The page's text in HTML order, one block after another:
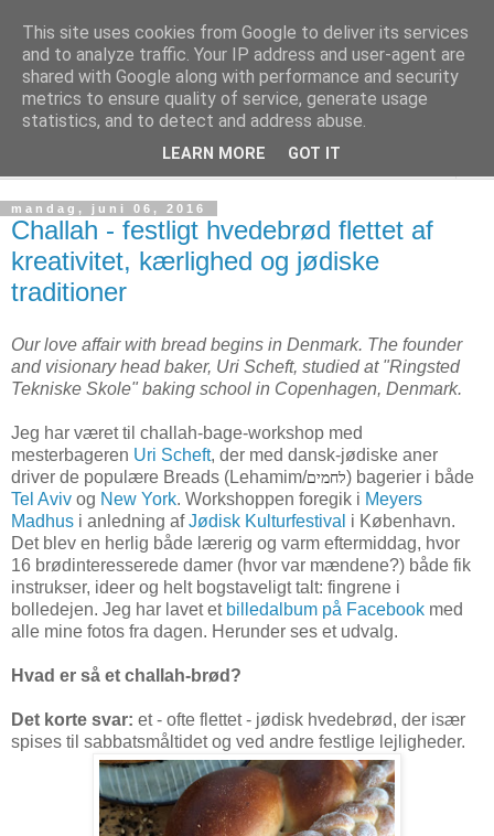
Kage! Kage! Kage!
Kage, kultur og tanker
mandag, juni 06, 2016
Challah - festligt hvedebrød flettet af
kreativitet, kærlighed og jødiske
traditioner
Our love affair with bread begins in Denmark. The founder
and visionary head baker, Uri Scheft, studied at "Ringsted
Tekniske Skole" baking school in Copenhagen, Denmark.
Jeg har været til challah-bage-workshop med
mesterbageren Uri Scheft, der med dansk-jødiske aner
driver de populære Breads (Lehamim/לחמים) bagerier i både
Tel Aviv og New York. Workshoppen foregik i Meyers
Madhus i anledning afJødisk Kulturfestival i København.
Det blev en herlig både lærerig og varm eftermiddag, hvor
16 brødinteresserede damer (hvor var mændene?) både fik
instrukser, ideer og helt bogstaveligt talt: fingrene i
bolledejen. Jeg har lavet et billedalbum på Facebook med
alle mine fotos fra dagen. Herunder ses et udvalg.
Hvad er så et challah-brød?
Det korte svar: et - ofte flettet - jødisk hvedebrød, der især
spises til sabbatsmåltidet og ved andre festlige lejligheder.
This site uses cookies from Google to deliver its services
and to analyze traffic. Your IP address and user-agent are
shared with Google along with performance and security
metrics to ensure quality of service, generate usage
statistics, and to detect and address abuse.
LEARN MORE GOT IT